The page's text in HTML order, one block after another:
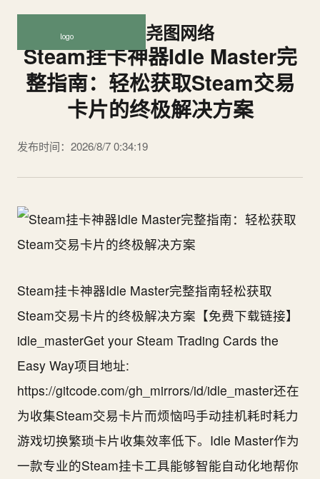
尧图网络
Steam挂卡神器Idle Master完
整指南：轻松获取Steam交易
卡片的终极解决方案
发布时间：2026/8/7 0:34:19
Steam挂卡神器Idle Master完整指南轻松获取
Steam交易卡片的终极解决方案【免费下载链接】
idle_masterGet your Steam Trading Cards the
Easy Way项目地址:
https://gitcode.com/gh_mirrors/id/idle_master还在
为收集Steam交易卡片而烦恼吗手动挂机耗时耗力
游戏切换繁琐卡片收集效率低下。Idle Master作为
一款专业的Steam挂卡工具能够智能自动化地帮你